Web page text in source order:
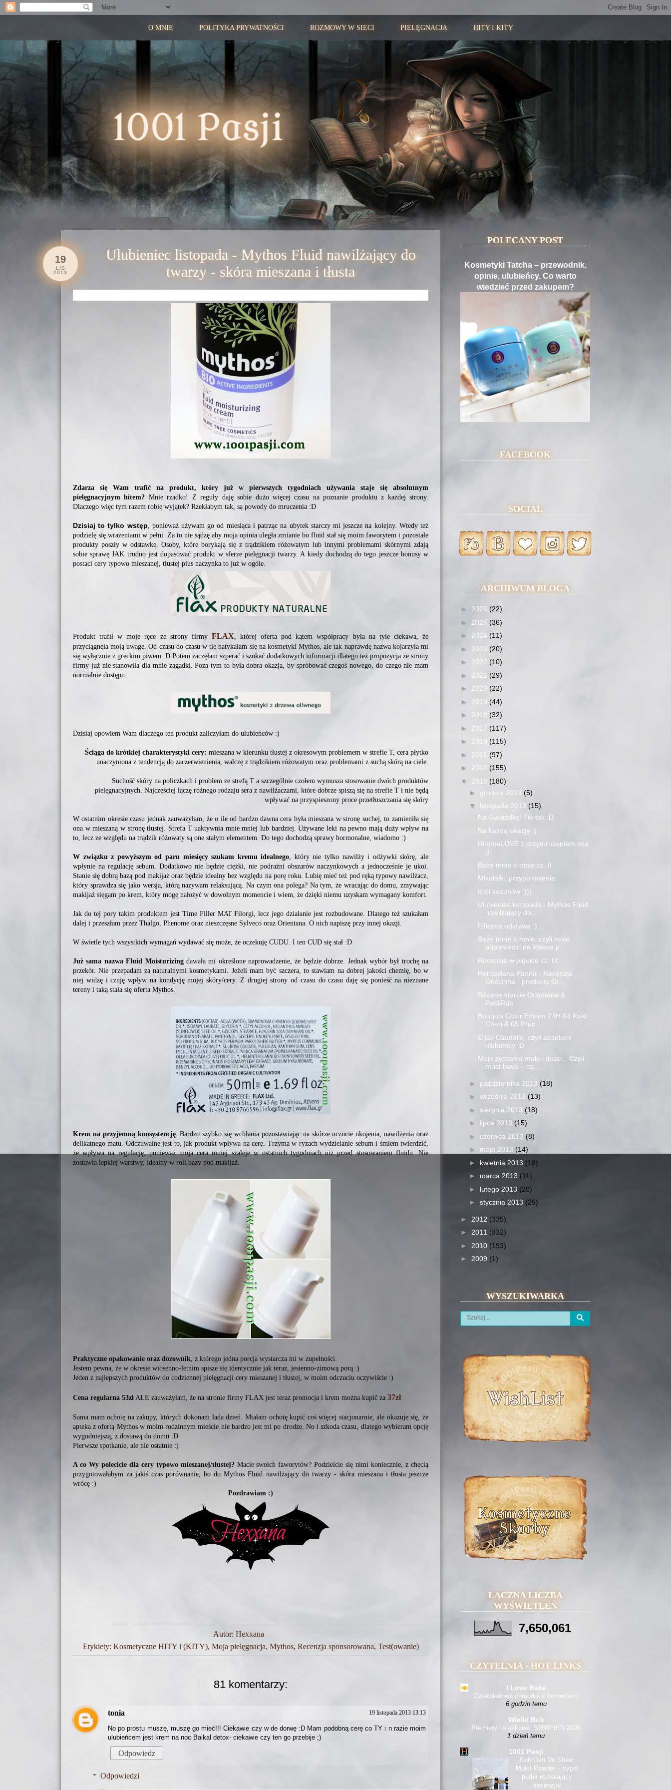
O MNIE POLITYKA PRYWATNOŚCI ROZMOWY W SIECI PIELĘGNACJA HITY I KITY
19
LIS
2013
Ulubieniec listopada - Mythos Fluid nawilżający do
twarzy - skóra mieszana i tłusta
Zdarza się Wam trafić na produkt, który już w pierwszych tygodniach używania staje się absolutnym
pielęgnacyjnym hitem? Mnie rzadko! Z reguły daję sobie dużo więcej czasu na poznanie produktu z każdej strony.
Dlaczego więc tym razem robię wyjątek? Rzekłabym tak, są powody do mruczenia :D
Dzisiaj to tylko wstęp, ponieważ używam go od miesiąca i patrząc na ubytek starczy mi jeszcze na kolejny. Wtedy też
podzielę się wrażeniami w pełni. Za to nie sądzę aby moja opinia uległa zmianie bo fluid stał się moim faworytem i pozostałe
produkty poszły w odstawkę. Osoby, które borykają się z trądzikiem różowatym lub innymi problemami skórnymi zdają
sobie sprawę JAK trudno jest dopasować produkt w sferze pielęgnacji twarzy. A kiedy dochodzą do tego jeszcze bonusy w
postaci cery typowo mieszanej, tłustej plus naczynka to już w ogóle.
Produkt trafił w moje ręce ze strony firmy FLAX, której oferta pod kątem współpracy była na tyle ciekawa, że
przyciągnęła moją uwagę. Od czasu do czasu w tle natykałam się na kosmetyki Mythos, ale tak naprawdę nazwa kojarzyła mi
się wyłącznie z greckim piwem :D Potem zaczęłam szperać i szukać dodatkowych informacji dlatego też propozycja ze strony
firmy już nie stanowiła dla mnie zagadki. Poza tym to była dobra okazja, by spróbować czegoś nowego, do czego nie mam
normalnie dostępu.
Dzisiaj opowiem Wam dlaczego ten produkt zaliczyłam do ulubieńców :)
Ściąga do krótkiej charakterystyki cery: mieszana w kierunku tłustej z okresowym problemem w strefie T, cera płytko
unaczyniona z tendencją do zaczerwienienia, walczę z trądzikiem różowatym oraz problemami z suchą skórą na ciele.
Suchość skóry na policzkach i problem ze strefą T a szczególnie czołem wymusza stosowanie dwóch produktów
pielęgnacyjnych. Najczęściej łączę różnego rodzaju sera z nawilżaczami, które dobrze spiszą się na strefie T i nie będą
wpływać na przyspieszony proce przetłuszczania się skóry
W ostatnim okresie czasu jednak zauważyłam, że o ile od bardzo dawna cera była mieszana w stronę suchej, to zamieniła się
ona w mieszaną w stronę tłustej. Strefa T uaktywnia mnie mniej lub bardziej. Używane leki na pewno mają duży wpływ na
to, lecz ze względu na trądzik różowaty są one stałym elementem. Do tego dochodzą sprawy hormonalne, wiadomo :)
W związku z powyższym od paru miesięcy szukam kremu idealnego, który nie tylko nawilży i odżywki skórę, ale
wpłynie na regulację sebum. Dodatkowo nie będzie ciężki, nie podrażni obszarów naczynkowych a jednocześnie je ukoi.
Stanie się dobrą bazą pod makijaż oraz będzie idealny bez względu na porę roku. Lubię mieć też pod ręką typowy nawilżacz,
który sprawdza się jako wersja, którą nazywam relaksującą. Na czym ona polega? Na tym, że wracając do domu, zmywając
makijaż sięgam po krem, który mogę nałożyć w dowolnym momencie i wiem, że dzięki niemu uzyskam wymagany komfort.
Jak do tej pory takim produktem jest Time Filler MAT Filorgi, lecz jego działanie jest rozbudowane. Dlatego też szukałam
dalej i przeszłam przez Thalgo, Phenome oraz nieszczęsne Sylveco oraz Orientana. O nich napiszę przy innej okazji.
W świetle tych wszystkich wymagań wydawać się może, że oczekuję CUDU. I ten CUD się stał :D
Już sama nazwa Fluid Moisturizingdawała mi określone naprowadzenie, że będzie dobrze. Jednak wybór był trochę na
przekór. Nie przepadam za naturalnymi kosmetykami. Jeżeli mam być szczera, to stawiam na dobrej jakości chemię, bo w
niej widzę i czuję wpływ na kondycję mojej skóry/cery. Z drugiej strony od czasu do czasu daję się ponieść na nieznane
tereny i taką stała się oferta Mythos.
Krem na przyjemną konsystencję. Bardzo szybko się wchłania pozostawiając na skórze uczucie ukojenia, nawilżenia oraz
delikatnego matu. Odczuwalne jest to, jak produkt wpływa na cerę. Trzyma w ryzach wydzielanie sebum i śmiem twierdzić,
że wpływa na regulację, ponieważ moja cera mniej szaleje w ostatnich tygodniach niż przed stosowaniem fluidu. Nie
zostawia lepkiej warstwy, idealny w roli bazy pod makijaż.
Praktyczne opakowanie oraz dozownik, z którego jedna porcja wystarcza mi w zupełności.
Jestem pewna, że w okresie wiosenno-letnim spisze się identycznie jak teraz, jesienno-zimową porą :)
Jeden z najlepszych produktów do codziennej pielęgnacji cery mieszanej i tłustej, w moim odczuciu oczywiście :)
Cena regularna 53zł ALE zauważyłam, że na stronie firmy FLAX jest teraz promocja i krem można kupić za 37zł
Sama mam ochotę na zakupy, których dokonam lada dzień. Miałam ochotę kupić coś więcej stacjonarnie, ale okazuje się, że
apteka z ofertą Mythos w moim rodzinnym mieście nie bardzo jest mi po drodze. No i szkoda czasu, dlatego wybieram opcję
wygodniejszą, z dostawą do domu :D
Pierwsze spotkanie, ale nie ostatnie :)
A co Wy polecicie dla cery typowo mieszanej/tłustej?Macie swoich faworytów? Podzielcie się nimi koniecznie, z chęcią
przygotowałabym za jakiś czas porównanie, bo do Mythos Fluid nawilżający do twarzy - skóra mieszana i tłusta jeszcze
wrócę :)
Pozdrawiam :)
Autor: Hexxana
Etykiety: Kosmetyczne HITY i (KITY), Moja pielęgnacja, Mythos, Recenzja sponsorowana, Test(owanie)
81 komentarzy:
tonia 19 listopada 2013 13:13
No po prostu muszę, muszę go mieć!!! Ciekawie czy w de dorwę :D Mam podobną cerę co TY i n razie moim
ulubieńcem jest krem na noc Baikal detox- ciekawie czy ten go przebije ;)
Odpowiedz
Odpowiedzi
POLECANY POST
Kosmetyki Tatcha – przewodnik,
opinie, ulubieńcy. Co warto
wiedzieć przed zakupem?
FACEBOOK
SOCIAL
ARCHIWUM BLOGA
► 2026 (22)
► 2025 (36)
► 2024 (11)
► 2023 (20)
► 2022 (10)
► 2021 (29)
► 2020 (22)
► 2019 (44)
► 2018 (32)
► 2017 (117)
► 2016 (115)
► 2015 (97)
► 2014 (155)
▼ 2013 (180)
► grudnia 2013 (5)
▼ listopada 2013 (15)
Na Gwiazdkę! Tik-tak :D
Na każdą okazję :)
RimmeLOVE z przymrużeniem oka
;)
Beze mnie o mnie cz. II
Mikołajki, przypomnienie
Król sezonów :)))
Ulubieniec listopada - Mythos Fluid
nawilżający do...
Elficzna odkrywa :)
Beze mnie o mnie, czyli moje
odpowiedzi na Wasze p...
Recenzje w pigułce cz. IX
Herbaciana Panna - Recenzja
Gościnna - produkty Gr...
Różane starcie Orientana &
Pat&Rub
Bourjois Color Edition 24H 04 Kaki
Cheri & 05 Prun...
C jak Caudalie, czyli absolutni
ulubieńcy :D
Moje życzenia małe i duże... Czyli
must have – cz....
► października 2013 (18)
► września 2013 (13)
► sierpnia 2013 (18)
► lipca 2013 (15)
► czerwca 2013 (8)
► maja 2013 (14)
► kwietnia 2013 (18)
► marca 2013 (11)
► lutego 2013 (20)
► stycznia 2013 (25)
► 2012 (335)
► 2011 (332)
► 2010 (193)
► 2009 (1)
WYSZUKIWARKA
ŁĄCZNA LICZBA
WYŚWIETLEŃ
7,650,061
CZYTELNIA - HOT LINKS
I Love Bake
Czekoladowa chmurka z borówkami
6 godzin temu
Wielki Buk
Premiery książkowe: SIERPIEŃ 2026
1 dzień temu
1001 Pasji
Koh Gen Do Sheer
Moist Powder – sypki
puder utrwalający
/recenzja/